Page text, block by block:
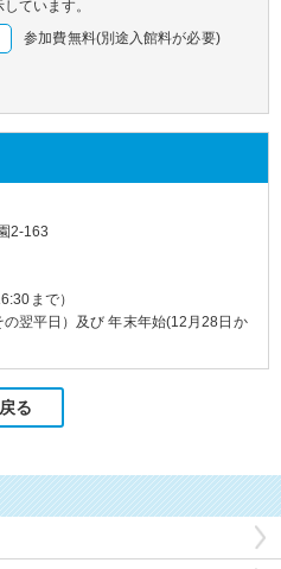
ています。
参加費無料(別途入館料が必要)
2-163
まで）
翌平日）及び 年末年始(12月28日か
戻る